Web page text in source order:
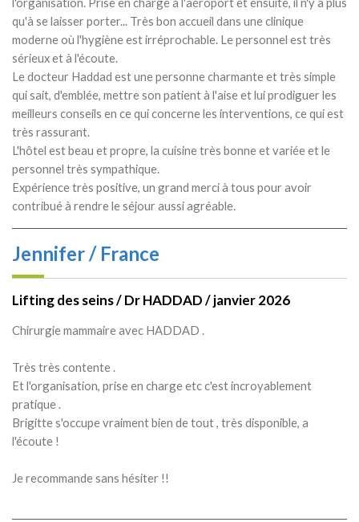
qu'à se laisser porter... Très bon accueil dans une clinique
moderne où l'hygiène est irréprochable. Le personnel est très
sérieux et à l'écoute.
Le docteur Haddad est une personne charmante et très simple
qui sait, d'emblée, mettre son patient à l'aise et lui prodiguer les
meilleurs conseils en ce qui concerne les interventions, ce qui est
très rassurant.
L'hôtel est beau et propre, la cuisine très bonne et variée et le
personnel très sympathique.
Expérience très positive, un grand merci à tous pour avoir
contribué à rendre le séjour aussi agréable.
Jennifer / France
Lifting des seins / Dr HADDAD / janvier 2026
Chirurgie mammaire avec HADDAD .
Très très contente .
Et l'organisation, prise en charge etc c'est incroyablement
pratique .
Brigitte s'occupe vraiment bien de tout , très disponible, a
l'écoute !
Je recommande sans hésiter !!